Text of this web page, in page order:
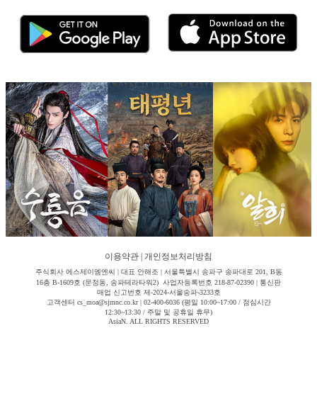
이용약관 개인정보처리방침
주식회사 에스제이엠엔씨 | 대표 안해조 | 서울특별시 송파구 송파대로 201, B동
16층 B-1609호 (문정동, 송파테라타워2) 사업자등록번호 218-87-02390 | 통신판
매업 신고번호 제-2024-서울송파-3233호
고객센터 cs_moa@sjmnc.co.kr | 02-400-6036 (평일 10:00~17:00 / 점심시간
12:30~13:30 / 주말 및 공휴일 휴무)
AsiaN. ALL RIGHTS RESERVED